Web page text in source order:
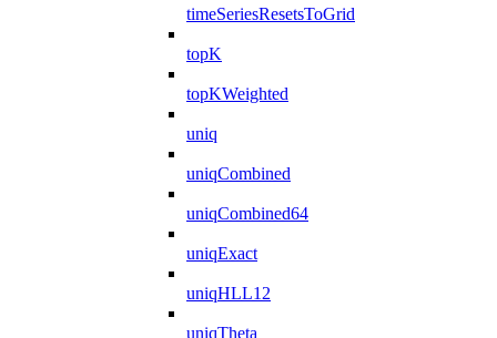
timeSeriesResetsToGrid
topK
topKWeighted
uniq
uniqCombined
uniqCombined64
uniqExact
uniqHLL12
uniqTheta